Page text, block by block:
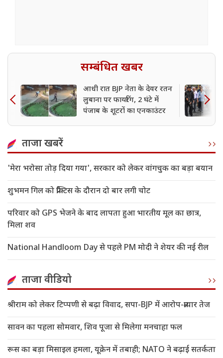
सम्बंधित खबर
आधी रात BJP नेता के देवर रतन
लुबाना पर फायरिंग, 2 घंटे में
पंजाब के शूटरों का एनकाउंटर
ताजा खबरें
'मेरा भरोसा तोड़ दिया गया', सरकार को लेकर वांगचुक का बड़ा बयान
शुभमन गिल को प्रैक्टिस के दौरान दो बार लगी चोट
परिवार को GPS भेजने के बाद लापता हुआ भारतीय मूल का छात्र,
मिला शव
National Handloom Day से पहले PM मोदी ने शेयर की नई रील
ताजा वीडियो
श्रीराम को लेकर टिप्पणी से बढ़ा विवाद, सपा-BJP में आरोप-प्रत्यार तेज
सावन का पहला सोमवार, शिव पूजा से मिलेगा मनचाहा फल
रूस का बड़ा मिसाइल हमला, यूक्रेन में तबाही; NATO ने बढ़ाई सतर्कता